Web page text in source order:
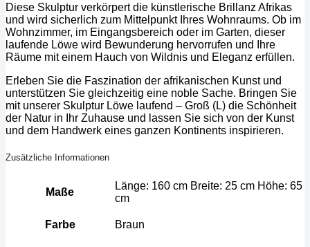
Diese Skulptur verkörpert die künstlerische Brillanz Afrikas
und wird sicherlich zum Mittelpunkt Ihres Wohnraums. Ob im
Wohnzimmer, im Eingangsbereich oder im Garten, dieser
laufende Löwe wird Bewunderung hervorrufen und Ihre
Räume mit einem Hauch von Wildnis und Eleganz erfüllen.
Erleben Sie die Faszination der afrikanischen Kunst und
unterstützen Sie gleichzeitig eine noble Sache. Bringen Sie
mit unserer Skulptur Löwe laufend – Groß (L) die Schönheit
der Natur in Ihr Zuhause und lassen Sie sich von der Kunst
und dem Handwerk eines ganzen Kontinents inspirieren.
Zusätzliche Informationen
Maße
Länge: 160 cm Breite: 25 cm Höhe: 65
cm
Farbe Braun